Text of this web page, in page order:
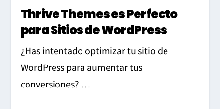
Thrive Themes es Perfecto
para Sitios de WordPress
¿Has intentado optimizar tu sitio de
WordPress para aumentar tus
conversiones? …